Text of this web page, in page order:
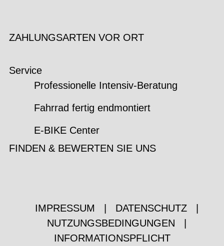
ZAHLUNGSARTEN VOR ORT
Service
Professionelle Intensiv-Beratung
Fahrrad fertig endmontiert
E-BIKE Center
FINDEN & BEWERTEN SIE UNS
IMPRESSUM DATENSCHUTZ
NUTZUNGSBEDINGUNGEN
INFORMATIONSPFLICHT